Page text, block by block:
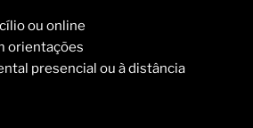
ou online
orientações
presencial ou à distância